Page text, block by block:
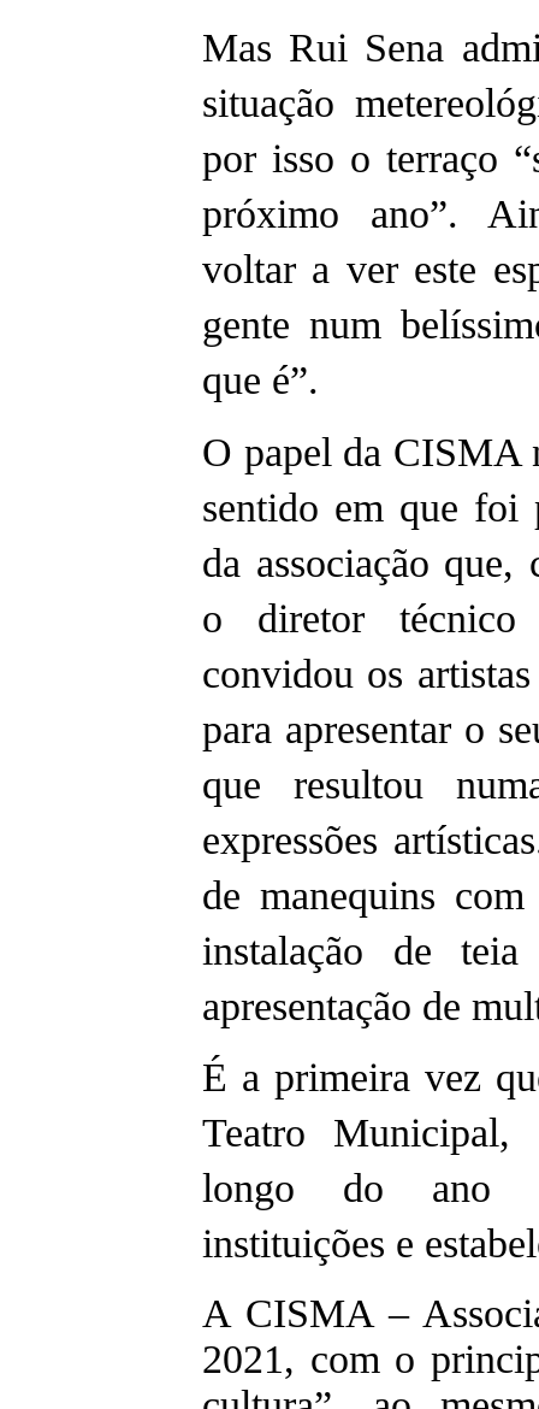
Mas Rui Sena
situação
por isso o terraço
próximo ano”.
voltar a ver este
gente num
que é”.
O papel da CISMA
sentido em que foi
da associação que,
o diretor
convidou os
para apresentar o
que resultou
expressões
de manequins
instalação de
apresentação de
É a primeira vez
Teatro Municipal,
longo do ano
instituições e
A CISMA –
2021, com o